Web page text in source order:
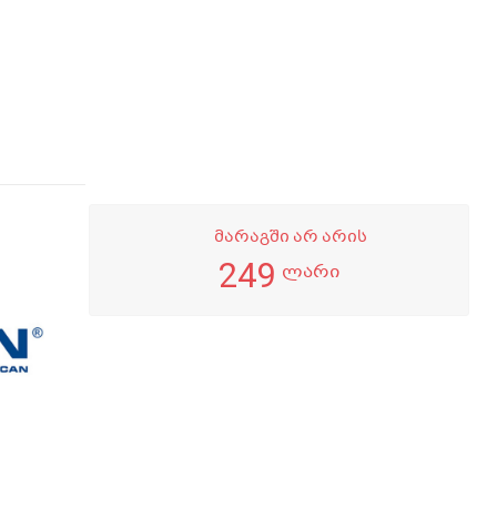
მარაგში არ არის
249 ლარი